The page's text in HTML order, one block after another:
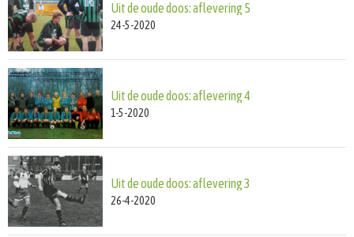
Uit de oude doos: aflevering 5
24-5-2020
Uit de oude doos: aflevering 4
1-5-2020
Uit de oude doos: aflevering 3
26-4-2020